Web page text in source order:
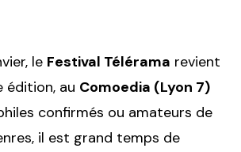
le Festival Télérama revient
édition, au Comoedia (Lyon 7)
confirmés ou amateurs de
il est grand temps de